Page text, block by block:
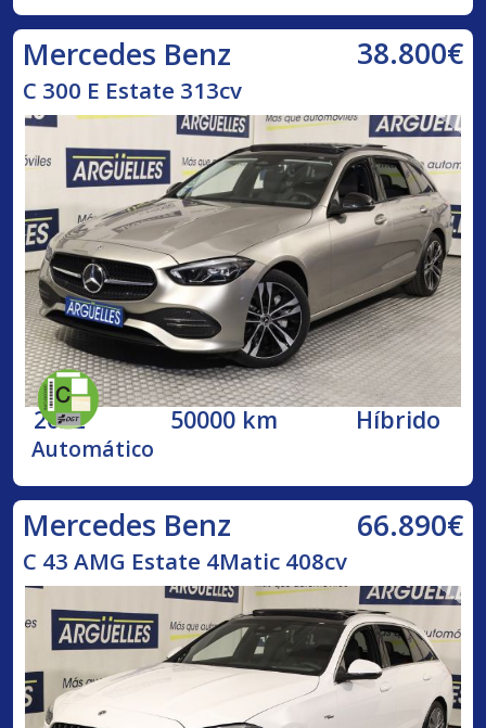
Mercedes Benz 38.800€
C 300 E Estate 313cv
2022 50000 km Híbrido
Automático
Mercedes Benz 66.890€
C 43 AMG Estate 4Matic 408cv